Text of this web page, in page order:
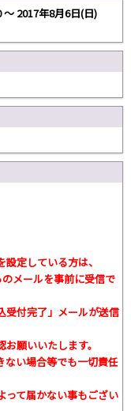
～ 2017年8月6日(日)
定している方は、
のメールを事前に受信で
受付完了」メールが送信
願いいたします。
い場合等でも一切責任
て届かない事もござい